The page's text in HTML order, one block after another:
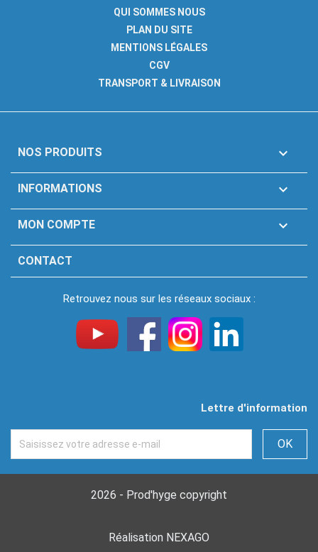
QUI SOMMES NOUS
PLAN DU SITE
MENTIONS LÉGALES
CGV
TRANSPORT & LIVRAISON
NOS PRODUITS 
INFORMATIONS 
MON COMPTE 
CONTACT
Retrouvez nous sur les réseaux sociaux :
Lettre d'information
2026 - Prod'hyge copyright
Réalisation NEXAGO